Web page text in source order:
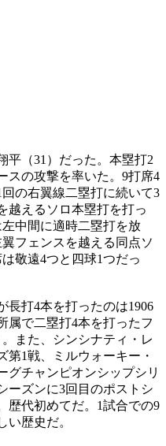
平（31）だった。本塁打2
スの攻撃を率いた。9打席4
の右翼線二塁打に続いて3
越えるソロ本塁打を打っ
中間に適時二塁打を放
フェンスを越える同点ソ
敬遠4つと四球1つだっ
長打4本を打ったのは1906
属で二塁打4本を打ったフ
また、シンシナティ・レ
第1戦、ミルウォーキー・
グチャンピオンシップシリ
ーズンに3回目のポストシ
歴代初めてだ。1試合での9
い歴史だ。